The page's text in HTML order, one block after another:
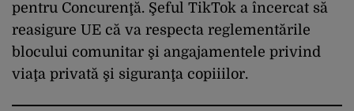
pentru Concurenţă. Şeful TikTok a încercat să
reasigure UE că va respecta reglementările
blocului comunitar şi angajamentele privind
viaţa privată şi siguranţa copiiilor.